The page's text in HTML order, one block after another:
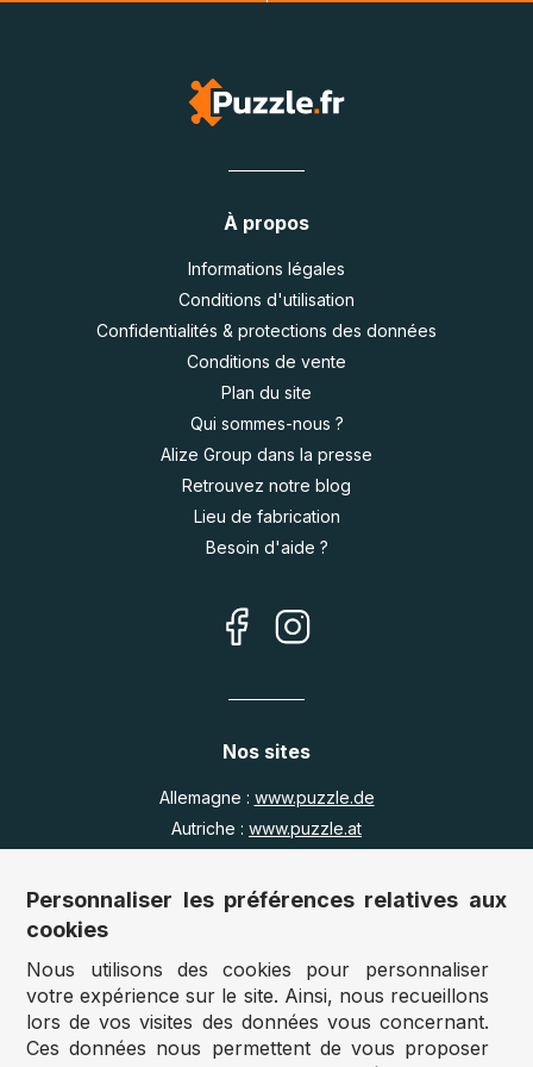
À propos
Informations légales
Conditions d'utilisation
Confidentialités & protections des données
Conditions de vente
Plan du site
Qui sommes-nous ?
Alize Group dans la presse
Retrouvez notre blog
Lieu de fabrication
Besoin d'aide ?
Nos sites
Allemagne : www.puzzle.de
Autriche : www.puzzle.at
Royaume Uni :
www.jigsawpuzzle.co.uk
Accès revendeurs / détaillants
Vous avez un magasin ?
Vous souhaitez accéder à nos prix revendeurs ?
Personnaliser les préférences relatives aux
cookies
Nous utilisons des cookies pour personnaliser
votre expérience sur le site. Ainsi, nous recueillons
lors de vos visites des données vous concernant.
Ces données nous permettent de vous proposer